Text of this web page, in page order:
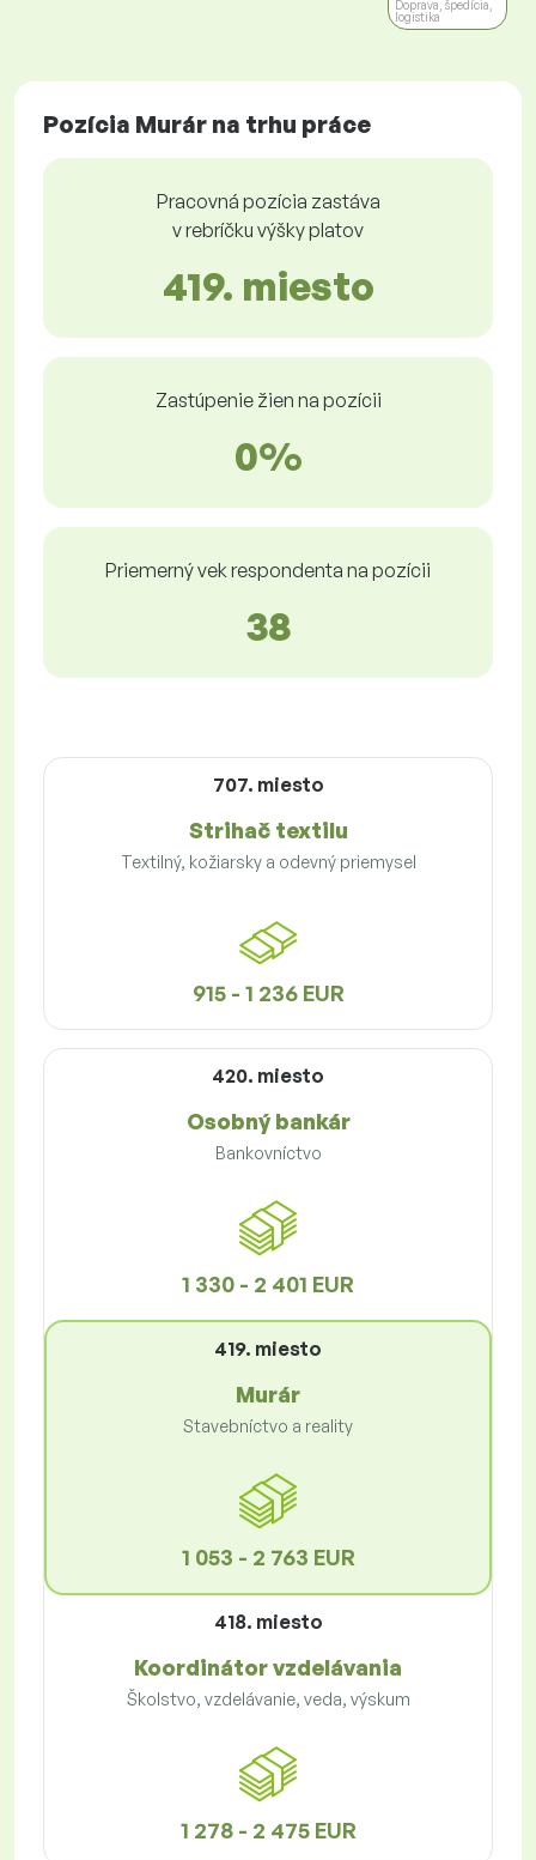
Doprava, špedícia,
logistika
Pozícia Murár na trhu práce
Pracovná pozícia zastáva
v rebríčku výšky platov
419. miesto
Zastúpenie žien na pozícii
0%
Priemerný vek respondenta na pozícii
38
707. miesto
Strihač textilu
Textilný, kožiarsky a odevný priemysel
915 - 1 236 EUR
420. miesto
Osobný bankár
Bankovníctvo
1 330 - 2 401 EUR
419. miesto
Murár
Stavebníctvo a reality
1 053 - 2 763 EUR
418. miesto
Koordinátor vzdelávania
Školstvo, vzdelávanie, veda, výskum
1 278 - 2 475 EUR